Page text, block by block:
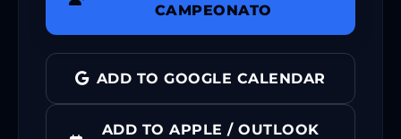
CAMPEONATO
ADD TO GOOGLE CALENDAR
ADD TO APPLE / OUTLOOK